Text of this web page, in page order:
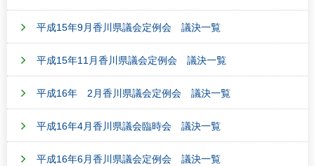
平成15年9月香川県議会定例会 議決一覧
平成15年11月香川県議会定例会 議決一覧
平成16年 2月香川県議会定例会 議決一覧
平成16年4月香川県議会臨時会 議決一覧
平成16年6月香川県議会定例会 議決一覧